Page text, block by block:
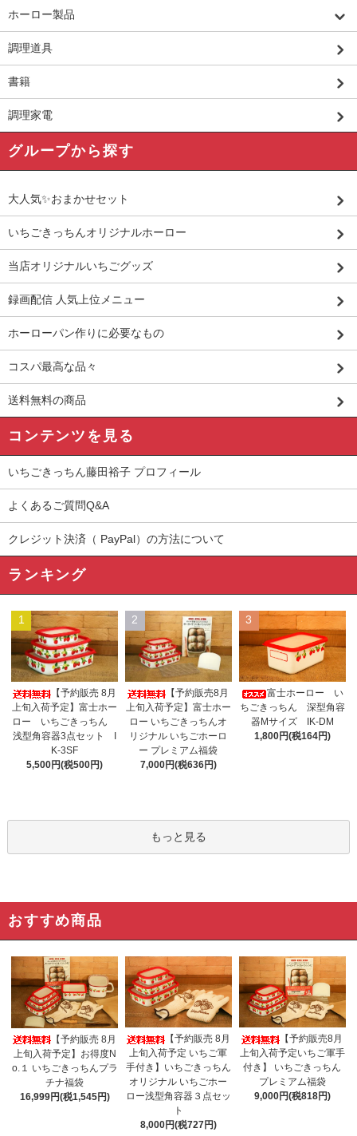
ホーロー製品
調理道具
書籍
調理家電
グループから探す
大人気✨おまかせセット
いちごきっちんオリジナルホーロー
当店オリジナルいちごグッズ
録画配信 人気上位メニュー
ホーローパン作りに必要なもの
コスパ最高な品々
送料無料の商品
コンテンツを見る
いちごきっちん藤田裕子 プロフィール
よくあるご質問Q&A
クレジット決済（ PayPal）の方法について
ランキング
1
【予約販売 8月
上旬入荷予定】富士ホー
ロー いちごきっちん
浅型角容器3点セット I
K-3SF
5,500円(税500円)
2
【予約販売8月
上旬入荷予定】富士ホー
ロー いちごきっちんオ
リジナル いちごホーロ
ー プレミアム福袋
7,000円(税636円)
3
富士ホーロー い
ちごきっちん 深型角容
器Mサイズ IK-DM
1,800円(税164円)
もっと見る
おすすめ商品
【予約販売 8月
上旬入荷予定】お得度N
o.１ いちごきっちんプラ
チナ福袋
16,999円(税1,545円)
【予約販売 8月
上旬入荷予定 いちご軍
手付き】いちごきっちん
オリジナル いちごホー
ロー浅型角容器３点セッ
ト
8,000円(税727円)
【予約販売8月
上旬入荷予定いちご軍手
付き】 いちごきっちん
プレミアム福袋
9,000円(税818円)